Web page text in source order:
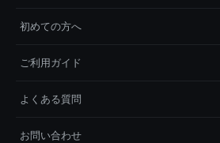
初めての方へ
ご利用ガイド
よくある質問
お問い合わせ